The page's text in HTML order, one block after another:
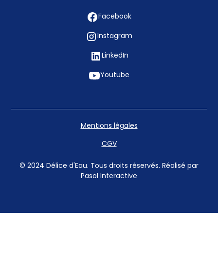
Facebook
Instagram
LinkedIn
Youtube
© 2024 Délice d'Eau. Tous droits réservés. Réalisé par
Pasol Interactive
Mentions légales
CGV